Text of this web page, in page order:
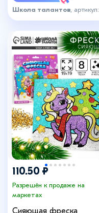
Школа талантов , артикул:
6896565
110.50 ₽
Разрешён к продаже на
маркетах
Сияющая фреска